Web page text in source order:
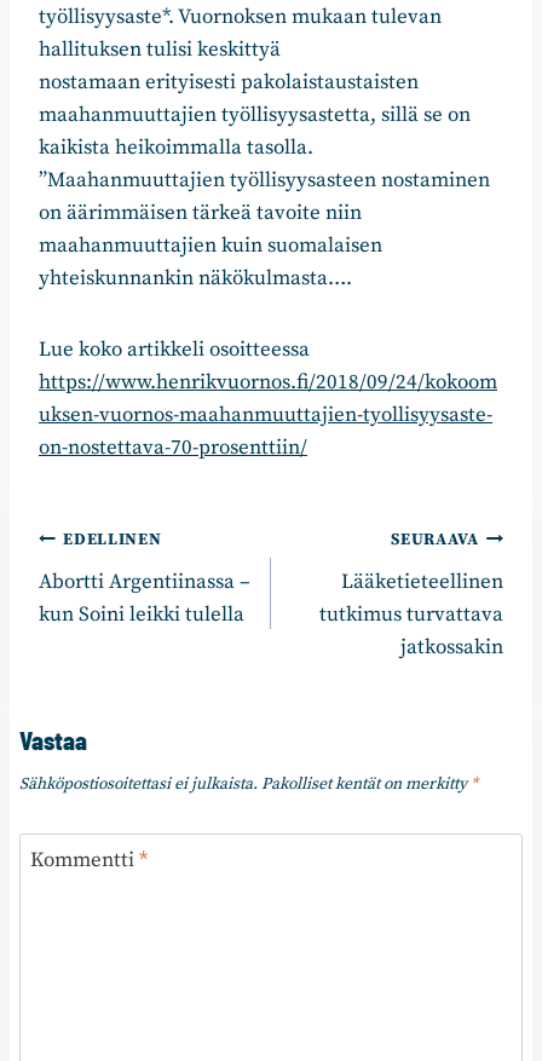
työllisyysaste*. Vuornoksen mukaan tulevan
hallituksen tulisi keskittyä
nostamaan erityisesti pakolaistaustaisten
maahanmuuttajien työllisyysastetta, sillä se on
kaikista heikoimmalla tasolla.
”Maahanmuuttajien työllisyysasteen nostaminen
on äärimmäisen tärkeä tavoite niin
maahanmuuttajien kuin suomalaisen
yhteiskunnankin näkökulmasta….
Lue koko artikkeli osoitteessa
https://www.henrikvuornos.fi/2018/09/24/kokoom
uksen-vuornos-maahanmuuttajien-tyollisyysaste-
on-nostettava-70-prosenttiin/
Artikkelien
selaus
EDELLINEN
Abortti Argentiinassa –
kun Soini leikki tulella
SEURAAVA
Lääketieteellinen
tutkimus turvattava
jatkossakin
Vastaa
Sähköpostiosoitettasi ei julkaista. Pakolliset kentät on merkitty*
Kommentti*